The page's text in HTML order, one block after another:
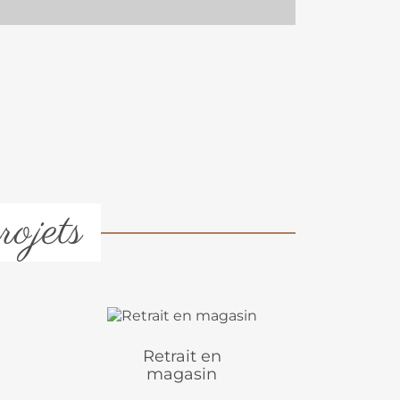
Retrait en
magasin